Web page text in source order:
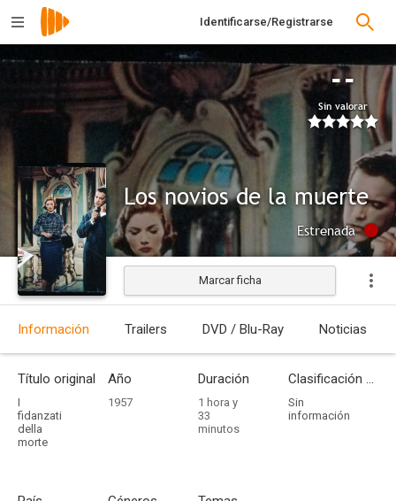
Identificarse/Registrarse
--
Sin valorar
Los novios de la muerte
Estrenada
Marcar ficha
Información Trailers DVD / Blu-Ray Noticias
Título original
I
fidanzati
della
morte
Año
1957
Duración
1 hora y
33
minutos
Clasificación por edades
Sin
información